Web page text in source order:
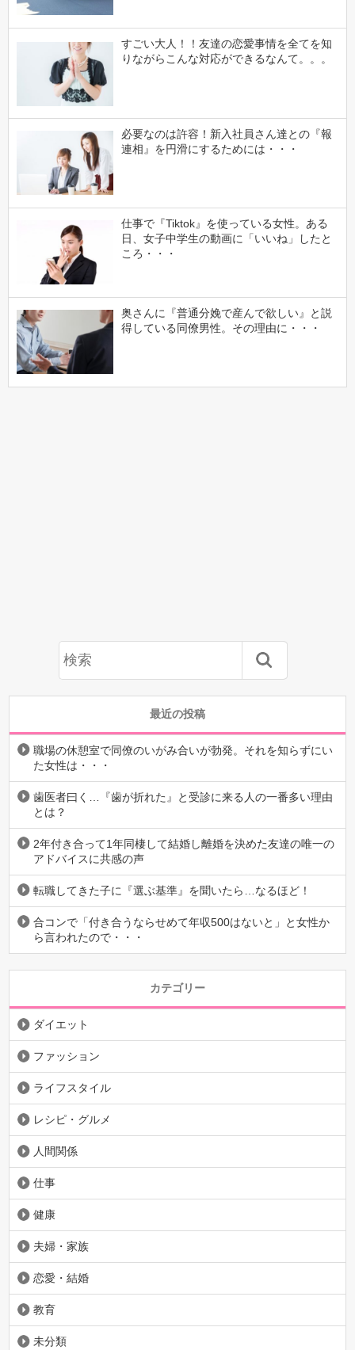
すごい大人！！友達の恋愛事情を全てを知
りながらこんな対応ができるなんて。。。
必要なのは許容！新入社員さん達との『報
連相』を円滑にするためには・・・
仕事で『Tiktok』を使っている女性。ある
日、女子中学生の動画に「いいね」したと
ころ・・・
奥さんに『普通分娩で産んで欲しい』と説
得している同僚男性。その理由に・・・
最近の投稿
職場の休憩室で同僚のいがみ合いが勃発。それを知らずにい
た女性は・・・
歯医者曰く…『歯が折れた』と受診に来る人の一番多い理由
とは？
2年付き合って1年同棲して結婚し離婚を決めた友達の唯一の
アドバイスに共感の声
転職してきた子に『選ぶ基準』を聞いたら…なるほど！
合コンで「付き合うならせめて年収500はないと」と女性か
ら言われたので・・・
カテゴリー
ダイエット
ファッション
ライフスタイル
レシピ・グルメ
人間関係
仕事
健康
夫婦・家族
恋愛・結婚
教育
未分類